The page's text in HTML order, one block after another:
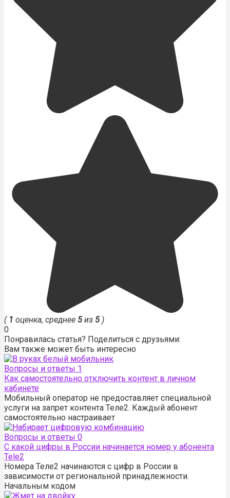
( 1 оценка, среднее 5из 5)
0
Понравилась статья? Поделиться с друзьями:
Вам также может быть интересно
Вопросы и ответы 1
Как самостоятельно отключить контент в личном
кабинете
Мобильный оператор не предоставляет специальной
услуги на запрет контента Теле2. Каждый абонент
самостоятельно настраивает
Вопросы и ответы 0
С какой цифры в России начинается номер у абонента
Tele2
Номера Теле2 начинаются с цифр в России в
зависимости от региональной принадлежности.
Начальным кодом